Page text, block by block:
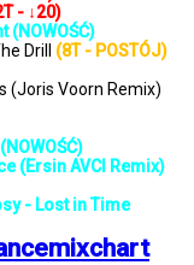
- ↓20)
(NOWOŚĆ)
Drill (8T - POSTÓJ)
(Joris Voorn Remix)
(Ersin AVCI Remix)
- Lost in Time